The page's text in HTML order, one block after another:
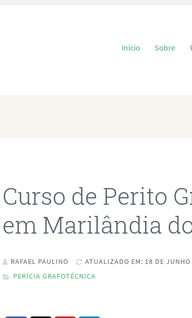
Pular para o
Início Sobre
Curso de Perito
em Marilândia
RAFAEL PAULINO
ATUALIZADO EM: 18 DE
PERÍCIA GRAFOTÉCNICA